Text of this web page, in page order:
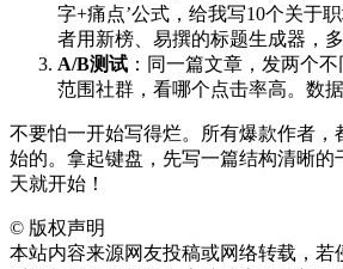
字+痛点’公式，给我写10个关于
者用新榜、易撰的标题生成器，多
A/B测试 ：同一篇文章，发两个
范围社群，看哪个点击率高。数据
不要怕一开始写得烂。所有爆款作者，
始的。拿起键盘，先写一篇结构清晰的
天就开始！
© 版权声明
本站内容来源网友投稿或网络转载，若